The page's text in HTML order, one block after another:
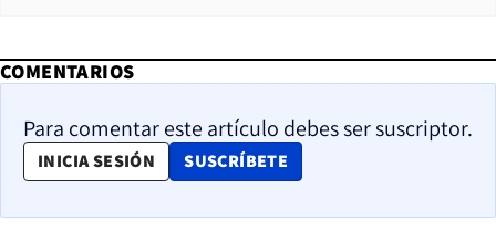
COMENTARIOS
Para comentar este artículo debes ser suscriptor.
INICIA SESIÓN SUSCRÍBETE
OPENS IN NEW WINDOW